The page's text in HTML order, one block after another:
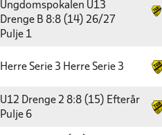
Ungdomspokalen U13
Drenge B 8:8 (14) 26/27
Pulje 1
Herre Serie 3 Herre Serie 3
U12 Drenge 2 8:8 (15) Efterår
Pulje 6